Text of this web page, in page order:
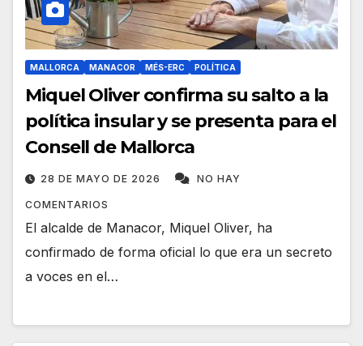
MALLORCA MANACOR MÉS-ERC POLÍTICA
Miquel Oliver confirma su salto a la
política insular y se presenta para el
Consell de Mallorca
28 DE MAYO DE 2026 NO HAY
COMENTARIOS
El alcalde de Manacor, Miquel Oliver, ha
confirmado de forma oficial lo que era un secreto
a voces en el…